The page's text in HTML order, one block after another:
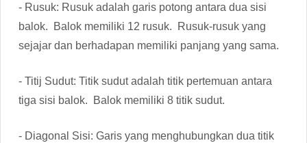
- Rusuk: Rusuk adalah garis potong antara dua sisi
balok. Balok memiliki 12 rusuk. Rusuk-rusuk yang
sejajar dan berhadapan memiliki panjang yang sama.
- Titij Sudut: Titik sudut adalah titik pertemuan antara
tiga sisi balok. Balok memiliki 8 titik sudut.
- Diagonal Sisi: Garis yang menghubungkan dua titik